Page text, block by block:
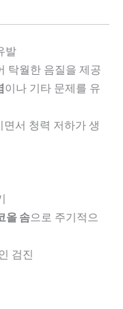
발
탁월한 음질을 제공
이나 기타 문제를 유
면서 청력 저하가 생
올 솜으로 주기적으
검진